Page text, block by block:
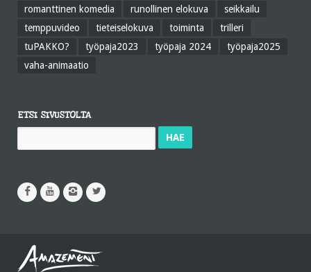
romanttinen komedia
runollinen elokuva
seikkailu
temppuvideo
tieteiselokuva toiminta
trilleri
tuPAKKO?
työpaja2023 työpaja 2024
työpaja2025
vaha-animaatio
ETSI SIVUSTOLTA